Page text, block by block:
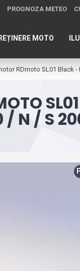
PROGNOZA METEO
MOTO
RDmoto SL01 Black -
/ N / S